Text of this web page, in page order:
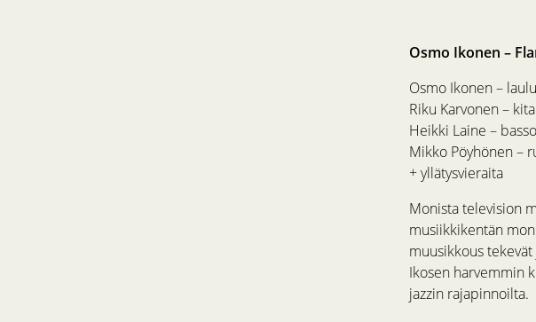
Osmo Ikonen –
Osmo Ikonen –
Riku Karvonen –
Heikki Laine – basso
Mikko Pöyhönen –
+ yllätysvieraita
Monista television
musiikkikentän
muusikkous
Ikosen harvemmin
jazzin rajapinnoilta.